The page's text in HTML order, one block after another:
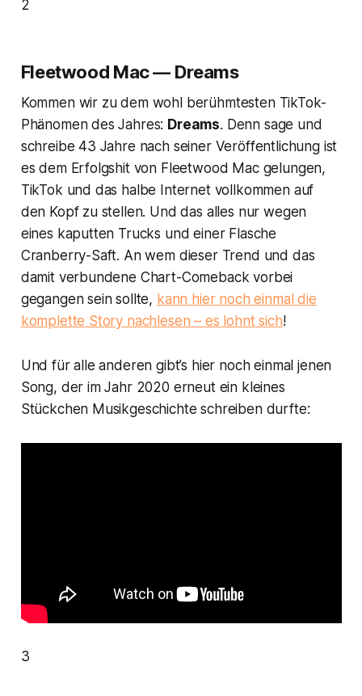
2
Fleetwood Mac — Dreams
Kommen wir zu dem wohl berühmtesten TikTok-
Phänomen des Jahres: Dreams. Denn sage und
schreibe 43 Jahre nach seiner Veröffentlichung ist
es dem Erfolgshit von Fleetwood Mac gelungen,
TikTok und das halbe Internet vollkommen auf
den Kopf zu stellen. Und das alles nur wegen
eines kaputten Trucks und einer Flasche
Cranberry-Saft. An wem dieser Trend und das
damit verbundene Chart-Comeback vorbei
gegangen sein sollte, kann hier noch einmal die
komplette Story nachlesen – es lohnt sich!
Und für alle anderen gibt’s hier noch einmal jenen
Song, der im Jahr 2020 erneut ein kleines
Stückchen Musikgeschichte schreiben durfte:
3